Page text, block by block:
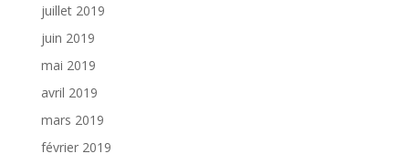
juillet 2019
juin 2019
mai 2019
avril 2019
mars 2019
février 2019